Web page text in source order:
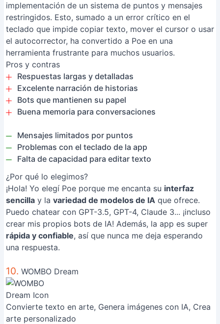
implementación de un sistema de puntos y mensajes
restringidos. Esto, sumado a un error crítico en el
teclado que impide copiar texto, mover el cursor o usar
el autocorrector, ha convertido a Poe en una
herramienta frustrante para muchos usuarios.
Pros y contras
Respuestas largas y detalladas
Excelente narración de historias
Bots que mantienen su papel
Buena memoria para conversaciones
Mensajes limitados por puntos
Problemas con el teclado de la app
Falta de capacidad para editar texto
¿Por qué lo elegimos?
¡Hola! Yo elegí Poe porque me encanta su interfaz
sencilla y la variedad de modelos de IA que ofrece.
Puedo chatear con GPT-3.5, GPT-4, Claude 3... ¡incluso
crear mis propios bots de IA! Además, la app es super
rápida y confiable, así que nunca me deja esperando
una respuesta.
10. WOMBO Dream
Convierte texto en arte, Genera imágenes con IA, Crea
arte personalizado